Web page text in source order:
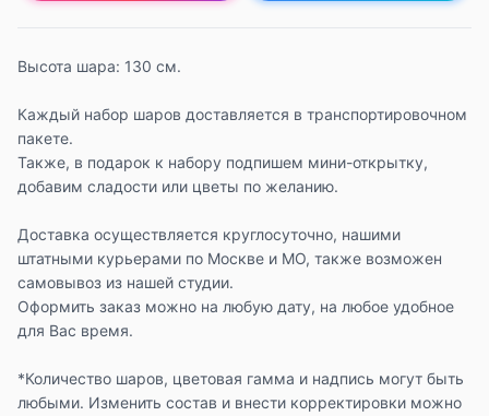
Высота шара: 130 см.
Каждый набор шаров доставляется в транспортировочном
пакете.
Также, в подарок к набору подпишем мини-открытку,
добавим сладости или цветы по желанию.
Доставка осуществляется круглосуточно, нашими
штатными курьерами по Москве и МО, также возможен
самовывоз из нашей студии.
Оформить заказ можно на любую дату, на любое удобное
для Вас время.
*Количество шаров, цветовая гамма и надпись могут быть
любыми. Изменить состав и внести корректировки можно